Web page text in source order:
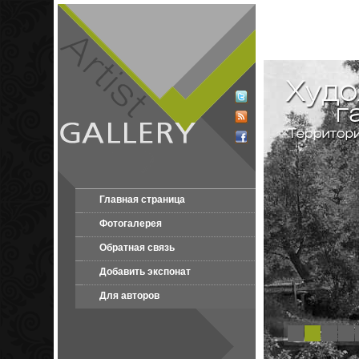
Главная страница
Фотогалерея
Обратная связь
Добавить экспонат
Для авторов